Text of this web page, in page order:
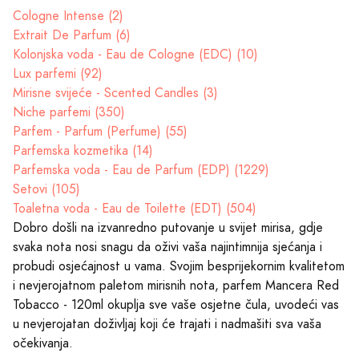
Cologne Intense (2)
Extrait De Parfum (6)
Kolonjska voda - Eau de Cologne (EDC) (10)
Lux parfemi (92)
Mirisne svijeće - Scented Candles (3)
Niche parfemi (350)
Parfem - Parfum (Perfume) (55)
Parfemska kozmetika (14)
Parfemska voda - Eau de Parfum (EDP) (1229)
Setovi (105)
Toaletna voda - Eau de Toilette (EDT) (504)
Dobro došli na izvanredno putovanje u svijet mirisa, gdje
svaka nota nosi snagu da oživi vaša najintimnija sjećanja i
probudi osjećajnost u vama. Svojim besprijekornim kvalitetom
i nevjerojatnom paletom mirisnih nota, parfem Mancera Red
Tobacco - 120ml okuplja sve vaše osjetne čula, uvodeći vas
u nevjerojatan doživljaj koji će trajati i nadmašiti sva vaša
očekivanja.